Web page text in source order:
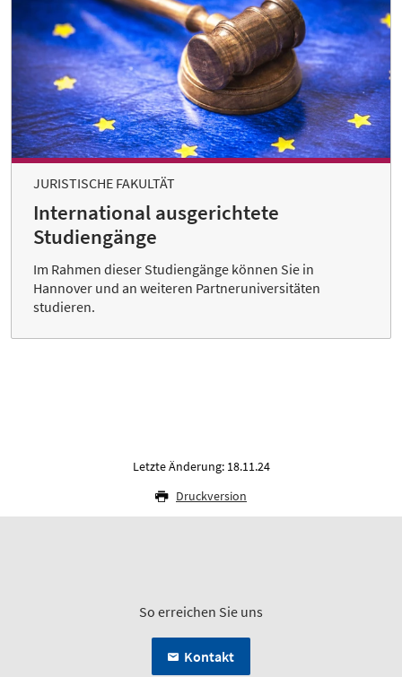
JURISTISCHE FAKULTÄT
International ausgerichtete
Studiengänge
Im Rahmen dieser Studiengänge können Sie in
Hannover und an weiteren Partneruniversitäten
studieren.
Letzte Änderung: 18.11.24
Druckversion
So erreichen Sie uns
Kontakt